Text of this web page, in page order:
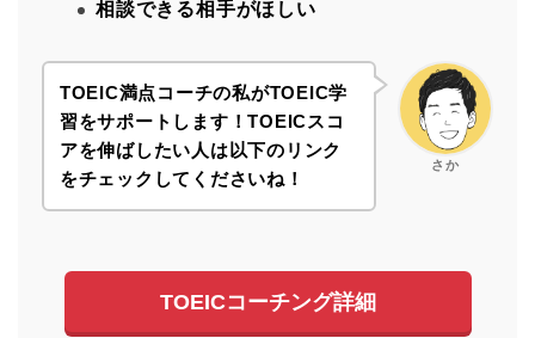
相談できる相手がほしい
さか
TOEIC満点コーチの私がTOEIC学
習をサポートします！TOEICスコ
アを伸ばしたい人は以下のリンク
をチェックしてくださいね！
TOEICコーチング詳細